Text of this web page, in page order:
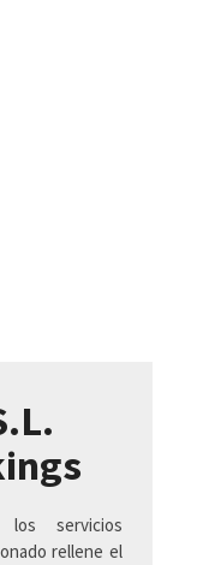
los servicios
rellene el